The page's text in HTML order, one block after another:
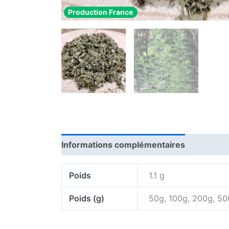
Production France
Informations complémentaires
Poids 1.1 g
Poids (g) 50g, 100g, 200g,